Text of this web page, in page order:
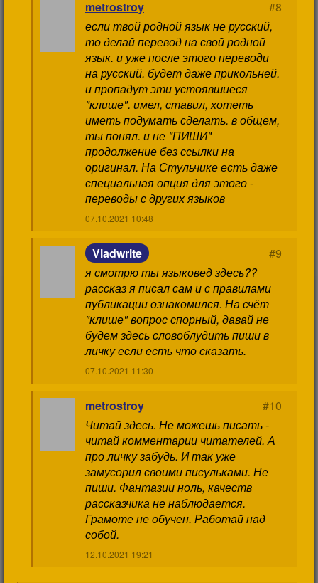
metrostroy
#8
если твой родной язык не русский,
то делай перевод на свой родной
язык. и уже после этого переводи
на русский. будет даже прикольней.
и пропадут эти устоявшиеся
"клише". имел, ставил, хотеть
иметь подумать сделать. в общем,
ты понял. и не "ПИШИ"
продолжение без ссылки на
оригинал. На Стульчике есть даже
специальная опция для этого -
переводы с других языков
07.10.2021 10:48
Vladwrite
#9
я смотрю ты языковед здесь??
рассказ я писал сам и с правилами
публикации ознакомился. На счёт
"клише" вопрос спорный, давай не
будем здесь словоблудить пиши в
личку если есть что сказать.
07.10.2021 11:30
metrostroy
#10
Читай здесь. Не можешь писать -
читай комментарии читателей. А
про личку забудь. И так уже
замусорил своими писульками. Не
пиши. Фантазии ноль, качеств
рассказчика не наблюдается.
Грамоте не обучен. Работай над
собой.
12.10.2021 19:21